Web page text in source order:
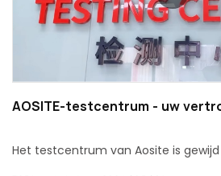
AOSITE-testcentrum - uw
meubelbeslag voor thuis
Het testcentrum van Aosite is